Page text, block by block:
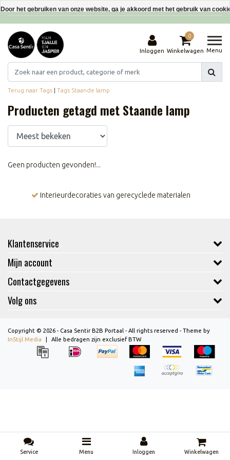
Interieurdecoraties van gerecyclede materialen
Inloggen
0
Winkelwagen Menu
Terug naar Tags | Tags Staande lamp
Producten getagd met Staande lamp
Geen producten gevonden!...
Interieurdecoraties van gerecyclede materialen
Klantenservice
Mijn account
Contactgegevens
Volg ons
Copyright © 2026 - Casa Sentir B2B Portaal - All rights reserved - Theme by
InStijl Media
Alle bedragen zijn exclusief BTW
Service Menu Inloggen Winkelwagen
Door het gebruiken van onze website, ga je akkoord met het gebruik van